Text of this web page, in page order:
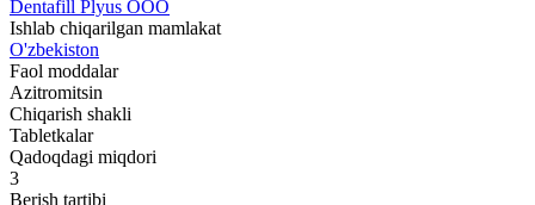
Dentafill Plyus OOO
Ishlab chiqarilgan mamlakat
O'zbekiston
Faol moddalar
Azitromitsin
Chiqarish shakli
Tabletkalar
Qadoqdagi miqdori
3
Berish tartibi